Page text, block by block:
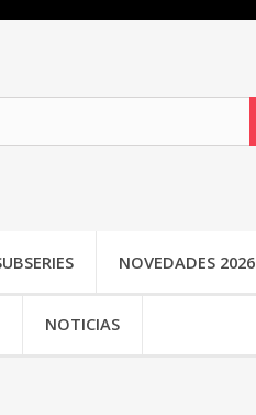
NOVEDADES 2026
NOTICIAS